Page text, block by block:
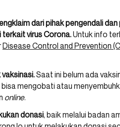
dari pihak pengendali
terkait virus Corona.Untuk info
Disease Control and Prevention
Saat ini belum ada
mengobati atau
online.
donasi, baik melalui badan